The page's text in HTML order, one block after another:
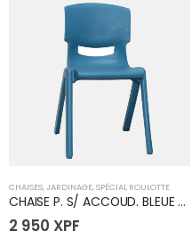
CHAISES, JARDINAGE, SPÉCIAL ROULOTTE
CHAISE P. S/ ACCOUD. BLEUE CIEL
2 950 XPF